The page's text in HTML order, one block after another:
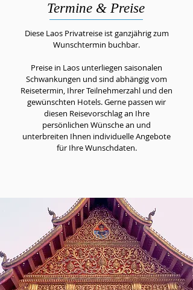
Termine & Preise
Diese Laos Privatreise ist ganzjährig zum
Wunschtermin buchbar.
Preise in Laos unterliegen saisonalen
Schwankungen und sind abhängig vom
Reisetermin, Ihrer Teilnehmerzahl und den
gewünschten Hotels. Gerne passen wir
diesen Reisevorschlag an Ihre
persönlichen Wünsche an und
unterbreiten Ihnen individuelle Angebote
für Ihre Wunschdaten.